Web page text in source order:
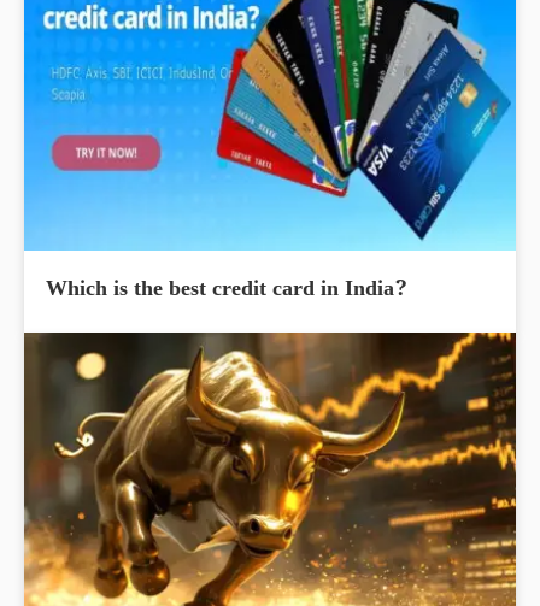
Which is the best credit card in India?